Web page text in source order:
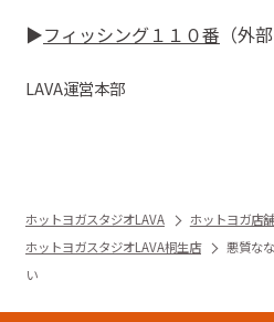
▶︎フィッシング１１０番 （外
LAVA運営本部
ホットヨガスタジオLAVA ホットヨガ店
ホットヨガスタジオLAVA桐生店
悪質な
い